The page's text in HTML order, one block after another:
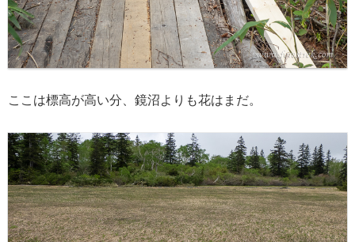
ここは標高が高い分、鏡沼よりも花はまだ。